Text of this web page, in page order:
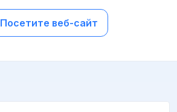
Посетите веб-сайт